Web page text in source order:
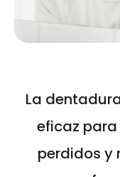
La
eficaz
perdidos y